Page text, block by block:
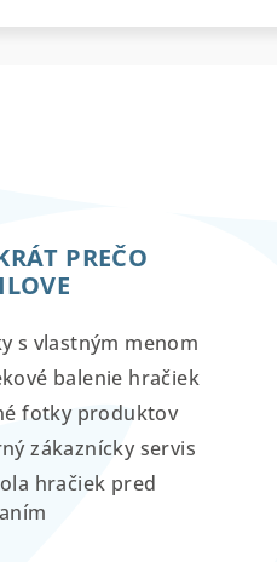
PREČO
s vlastným menom
balenie hračiek
fotky produktov
zákaznícky servis
hračiek pred